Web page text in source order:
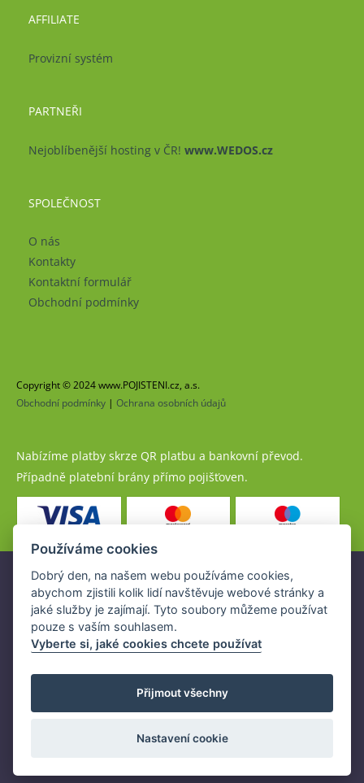
AFFILIATE
Provizní systém
PARTNEŘI
Nejoblíbenější hosting v ČR! www.WEDOS.cz
SPOLEČNOST
O nás
Kontakty
Kontaktní formulář
Obchodní podmínky
Copyright © 2024 www.POJISTENI.cz, a.s.
Obchodní podmínky | Ochrana osobních údajů
Nabízíme platby skrze QR platbu a bankovní převod.
Případně platební brány přímo pojišťoven.
Pojistné produkty jsou nabízeny společností
www.POJISTENI.cz, a.s. na základě platné licence České
národní banky (ČNB).
Licence ČNB umožňuje www.POJISTENI.cz, a.s. poskytovat
Používáme cookies
Dobrý den, na našem webu používáme cookies,
abychom zjistili kolik lidí navštěvuje webové stránky a
jaké služby je zajímají. Tyto soubory můžeme používat
pouze s vaším souhlasem.
Vyberte si, jaké cookies chcete používat
Přijmout všechny
Nastavení cookie